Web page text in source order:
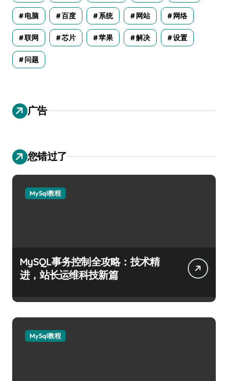
电脑 百度 系统 网站 网络
联网 芯片 苹果 解决 设置
问题
广告
您错过了
MySql教程
MySQL事务控制全攻略：技术精
进，站长运维科技新篇
MySql教程